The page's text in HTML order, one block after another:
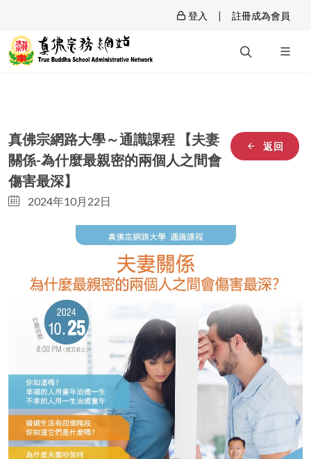
登入 | 註冊成為會員
返回
真佛宗網路大學～通識課程 【夫妻
關係-為什麼最親密的兩個人之間會
傷害最深】
2024年10月22日